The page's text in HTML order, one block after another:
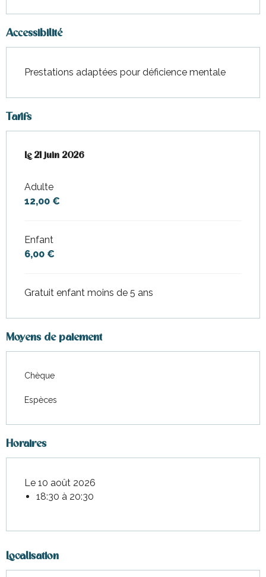
Accessibilité
Prestations adaptées pour déficience mentale
Tarifs
Le21 juin 2026
Le21 juin 2026
Adulte
12,00 €
Enfant
6,00 €
Gratuit enfant moins de 5 ans
Moyens de paiement
Chèque
Espèces
Horaires
Le 10 août 2026
18:30 à 20:30
Localisation